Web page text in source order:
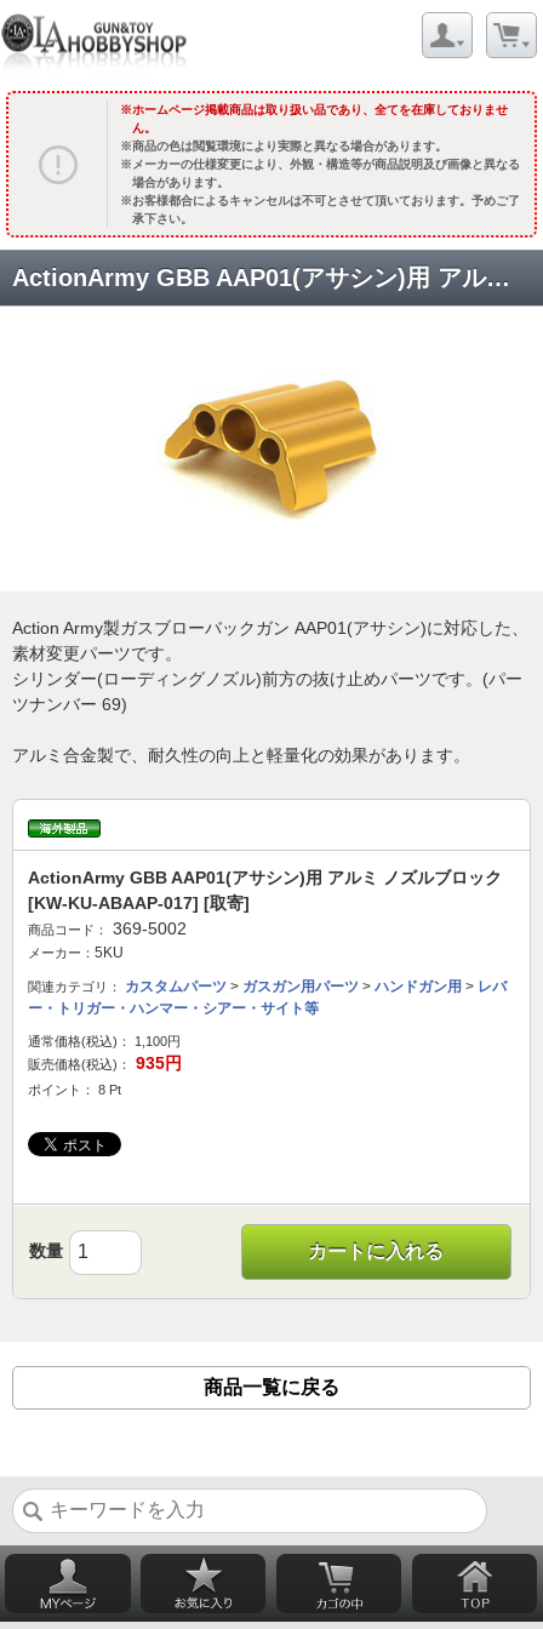
ホームページ掲載商品は取り扱い品であり、全てを在庫しておりませ
ん。
商品の色は閲覧環境により実際と異なる場合があります。
メーカーの仕様変更により、外観・構造等が商品説明及び画像と異なる
場合があります。
お客様都合によるキャンセルは不可とさせて頂いております。予めご了
承下さい。
ActionArmy GBB AAP01(アサシン)用 アルミ ノズルブロック [KW-KU-ABAAP-017] [取寄]
Action Army製ガスブローバックガン AAP01(アサシン)に対応した、
素材変更パーツです。
シリンダー(ローディングノズル)前方の抜け止めパーツです。(パー
ツナンバー 69)
アルミ合金製で、耐久性の向上と軽量化の効果があります。
ActionArmy GBB AAP01(アサシン)用 アルミ ノズルブロック
[KW-KU-ABAAP-017] [取寄]
商品コード： 369-5002
メーカー： 5KU
関連カテゴリ： カスタムパーツ > ガスガン用パーツ > ハンドガン用 > レバ
ー・トリガー・ハンマー・シアー・サイト等
通常価格(税込)：
1,100円
販売価格(税込)：
935円
ポイント： 8 Pt
数量 カートに入れる
商品一覧に戻る